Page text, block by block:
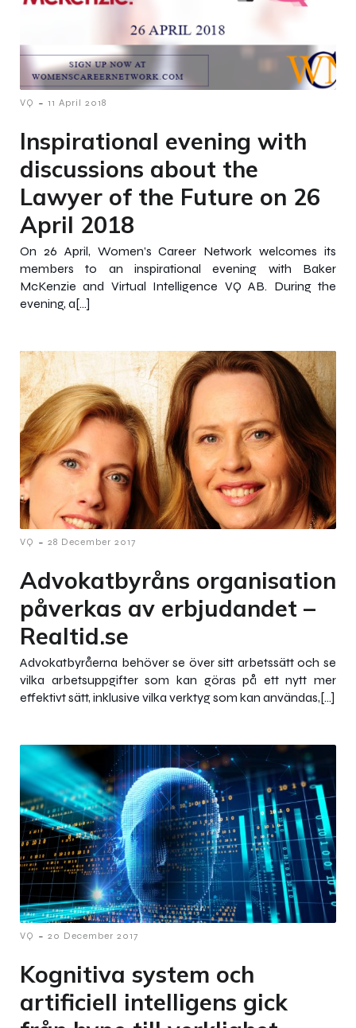
VQ - 11 April 2018
Inspirational evening with
discussions about the
Lawyer of the Future on 26
April 2018
On 26 April, Women’s Career Network welcomes its
members to an inspirational evening with Baker
McKenzie and Virtual Intelligence VQ AB. During the
evening, a[…]
VQ - 28 December 2017
Advokatbyråns organisation
påverkas av erbjudandet –
Realtid.se
Advokatbyråerna behöver se över sitt arbetssätt och se
vilka arbetsuppgifter som kan göras på ett nytt mer
effektivt sätt, inklusive vilka verktyg som kan användas,[…]
VQ - 20 December 2017
Kognitiva system och
artificiell intelligens gick